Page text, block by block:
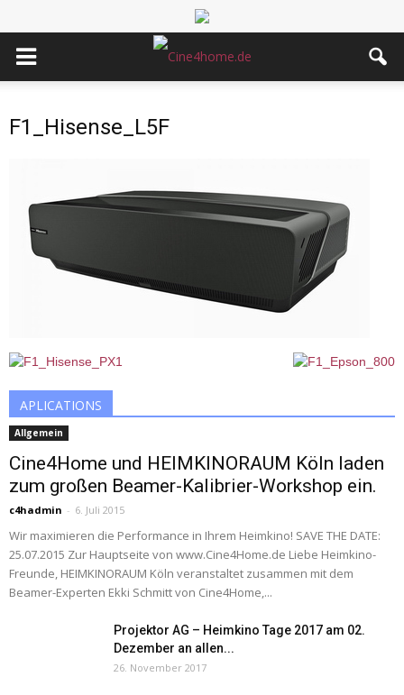
F1_Hisense_L5F
APLICATIONS
Allgemein
Cine4Home und HEIMKINORAUM Köln laden
zum großen Beamer-Kalibrier-Workshop ein.
c4hadmin - 6. Juli 2015
Wir maximieren die Performance in Ihrem Heimkino! SAVE THE DATE:
25.07.2015 Zur Hauptseite von www.Cine4Home.de Liebe Heimkino-
Freunde, HEIMKINORAUM Köln veranstaltet zusammen mit dem
Beamer-Experten Ekki Schmitt von Cine4Home,...
Projektor AG – Heimkino Tage 2017 am 02.
Dezember an allen...
26. November 2017